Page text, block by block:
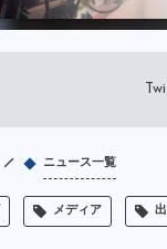
ニュース一覧
メディア